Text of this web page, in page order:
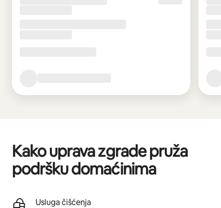
Kako uprava zgrade pruža
podršku domaćinima
Usluga čišćenja